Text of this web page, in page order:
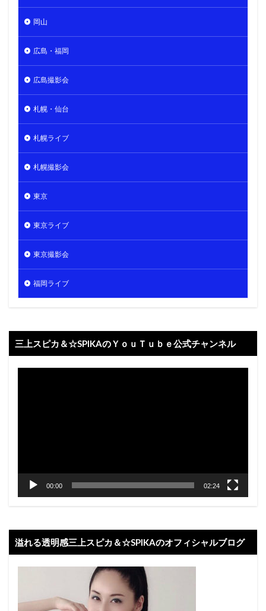
岡山
広島・福岡
広島撮影会
札幌・仙台
札幌ライブ
札幌撮影会
東京
東京ライブ
東京撮影会
福岡ライブ
三上スピカ＆☆SPIKAのＹｏｕＴｕｂｅ公式チャンネル
動
00:00 02:24
溢れる透明感三上スピカ＆☆SPIKAのオフィシャルブログ